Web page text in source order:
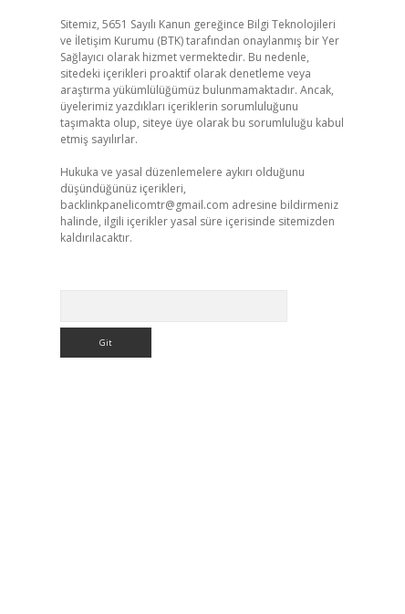
Sitemiz, 5651 Sayılı Kanun gereğince Bilgi Teknolojileri
ve İletişim Kurumu (BTK) tarafından onaylanmış bir Yer
Sağlayıcı olarak hizmet vermektedir. Bu nedenle,
sitedeki içerikleri proaktif olarak denetleme veya
araştırma yükümlülüğümüz bulunmamaktadır. Ancak,
üyelerimiz yazdıkları içeriklerin sorumluluğunu
taşımakta olup, siteye üye olarak bu sorumluluğu kabul
etmiş sayılırlar.
Hukuka ve yasal düzenlemelere aykırı olduğunu
düşündüğünüz içerikleri,
backlinkpanelicomtr@gmail.com adresine bildirmeniz
halinde, ilgili içerikler yasal süre içerisinde sitemizden
kaldırılacaktır.